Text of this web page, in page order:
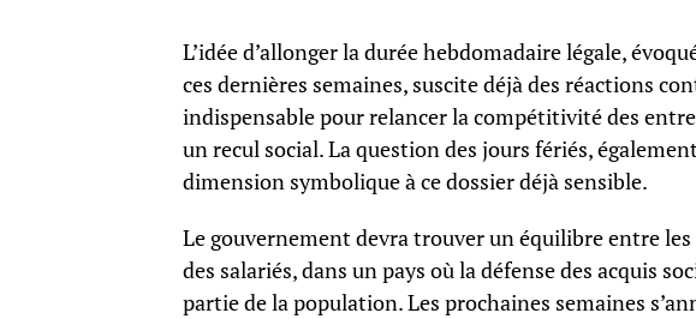
L’idée d’allonger la durée hebdomadaire légale,
ces dernières semaines, suscite déjà des réactions
indispensable pour relancer la compétitivité des
un recul social. La question des jours fériés,
dimension symbolique à ce dossier déjà sensible.
Le gouvernement devra trouver un équilibre entre
des salariés, dans un pays où la défense des acquis
partie de la population. Les prochaines semaines